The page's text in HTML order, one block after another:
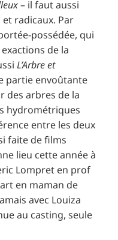
– il faut aussi
radicaux. Par
possédée, qui
de la
L’Arbre et
partie envoûtante
des arbres de la
hydrométriques
entre les deux
faite de films
lieu cette année à
Lompret en prof
en maman de
avec Louiza
au casting, seule